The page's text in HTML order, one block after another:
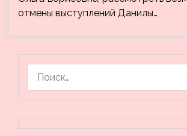
отмены выступлений Данилы…